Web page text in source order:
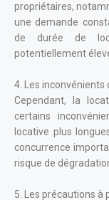
propriétaires,
une demande
de durée de
potentiellement
4. Les
Cependant, la
certains
locative plus
concurrence
risque de
5. Les précautions à